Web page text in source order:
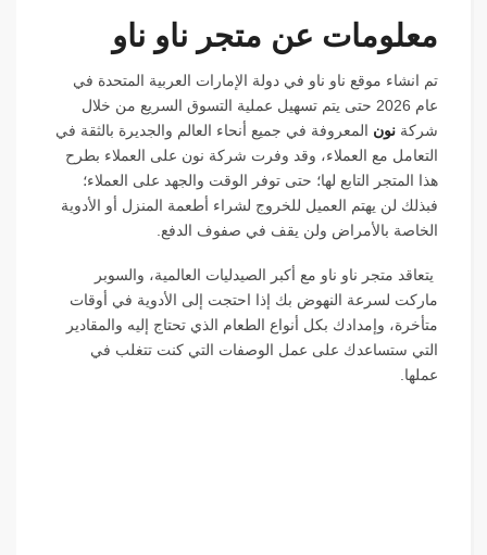
معلومات عن متجر ناو ناو
تم انشاء موقع ناو ناو في دولة الإمارات العربية المتحدة في
عام 2026 حتى يتم تسهيل عملية التسوق السريع من خلال
شركة نون
المعروفة في جميع أنحاء العالم والجديرة بالثقة في
التعامل مع العملاء، وقد وفرت شركة نون على العملاء بطرح
هذا المتجر التابع لها؛ حتى توفر الوقت والجهد على العملاء؛
فبذلك لن يهتم العميل للخروج لشراء أطعمة المنزل أو الأدوية
الخاصة بالأمراض ولن يقف في صفوف الدفع.
يتعاقد متجر ناو ناو مع أكبر الصيدليات العالمية، والسوبر
ماركت لسرعة النهوض بك إذا احتجت إلى الأدوية في أوقات
متأخرة، وإمدادك بكل أنواع الطعام الذي تحتاج إليه والمقادير
التي ستساعدك على عمل الوصفات التي كنت تتغلب في
عملها.